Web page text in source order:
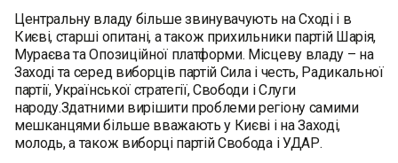
Центральну владу більше звинувачують на Сході і в
Києві, старші опитані, а також прихильники партій Шарія,
Мураєва та Опозиційної платформи. Місцеву владу – на
Заході та серед виборців партій Сила і честь, Радикальної
партії, Української стратегії, Свободи і Слуги
народу.Здатними вирішити проблеми регіону самими
мешканцями більше вважають у Києві і на Заході,
молодь, а також виборці партій Свобода і УДАР.